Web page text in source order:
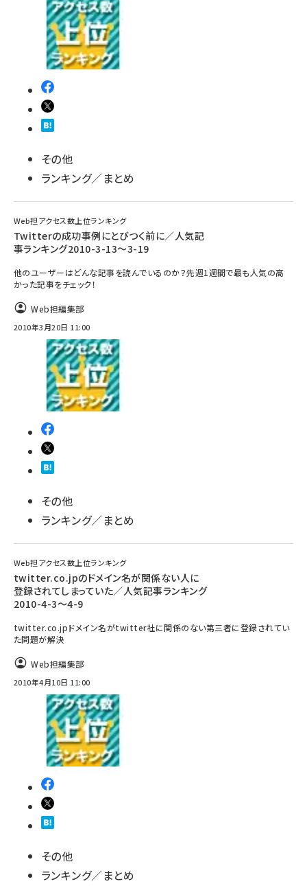
その他
ランキング／まとめ
Web担アクセス数上位ランキング
Twitterの成功事例にとびつく前に／人気記
事ランキング2010-3-13～3-19
他のユーザーはどんな記事を読んでいるのか？先週1週間で最も人気の高
かった記事をチェック！
Web担編集部
2010年3月20日 11:00
その他
ランキング／まとめ
Web担アクセス数上位ランキング
twitter.co.jpのドメイン名が関係ない人に
登録されてしまっていた／人気記事ランキング
2010-4-3～4-9
twitter.co.jpドメイン名がtwitter社に関係のない第三者に登録されてい
た問題が解決
Web担編集部
2010年4月10日 11:00
その他
ランキング／まとめ